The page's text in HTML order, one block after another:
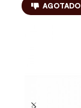
AGOTADO